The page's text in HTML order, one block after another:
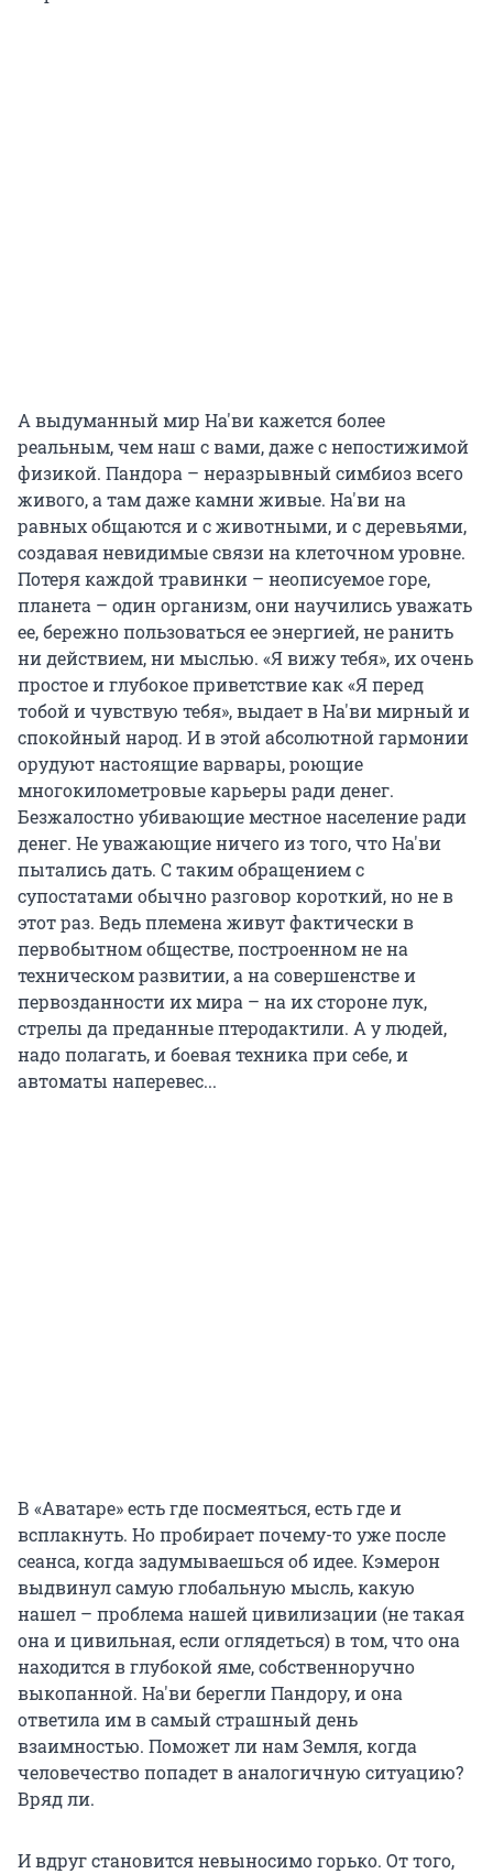
А выдуманный мир На'ви кажется более
реальным, чем наш с вами, даже с непостижимой
физикой. Пандора – неразрывный симбиоз всего
живого, а там даже камни живые. На'ви на
равных общаются и с животными, и с деревьями,
создавая невидимые связи на клеточном уровне.
Потеря каждой травинки – неописуемое горе,
планета – один организм, они научились уважать
ее, бережно пользоваться ее энергией, не ранить
ни действием, ни мыслью. «Я вижу тебя», их очень
простое и глубокое приветствие как «Я перед
тобой и чувствую тебя», выдает в На'ви мирный и
спокойный народ. И в этой абсолютной гармонии
орудуют настоящие варвары, роющие
многокилометровые карьеры ради денег.
Безжалостно убивающие местное население ради
денег. Не уважающие ничего из того, что На'ви
пытались дать. С таким обращением с
супостатами обычно разговор короткий, но не в
этот раз. Ведь племена живут фактически в
первобытном обществе, построенном не на
техническом развитии, а на совершенстве и
первозданности их мира – на их стороне лук,
стрелы да преданные птеродактили. А у людей,
надо полагать, и боевая техника при себе, и
автоматы наперевес...
В «Аватаре» есть где посмеяться, есть где и
всплакнуть. Но пробирает почему-то уже после
сеанса, когда задумываешься об идее. Кэмерон
выдвинул самую глобальную мысль, какую
нашел – проблема нашей цивилизации (не такая
она и цивильная, если оглядеться) в том, что она
находится в глубокой яме, собственноручно
выкопанной. На'ви берегли Пандору, и она
ответила им в самый страшный день
взаимностью. Поможет ли нам Земля, когда
человечество попадет в аналогичную ситуацию?
Вряд ли.
И вдруг становится невыносимо горько. От того,